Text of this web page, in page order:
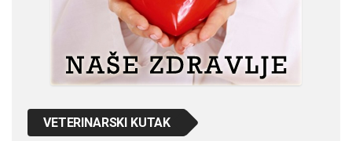
VETERINARSKI KUTAK